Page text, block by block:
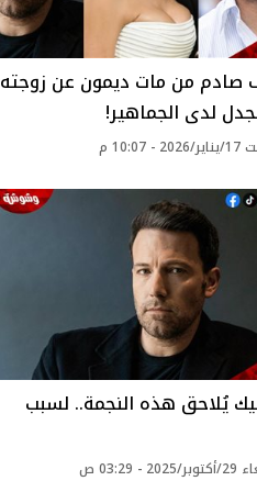
صادم من مات ديمون عن زوجته
لدى الجماهير!
م
يُلاحق هذه النجمة.. لسبب
03:29 ص